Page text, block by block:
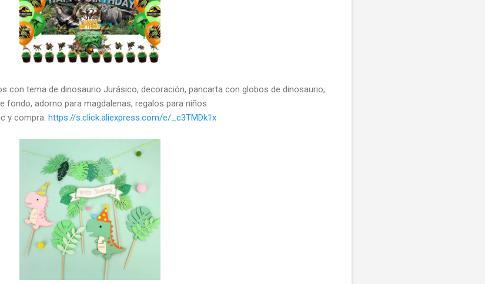
con tema de dinosaurio Jurásico, decoración, pancarta con globos de dinosaurio,
fondo, adorno para magdalenas, regalos para niños
y compra: https://s.click.aliexpress.com/e/_c3TMDk1x